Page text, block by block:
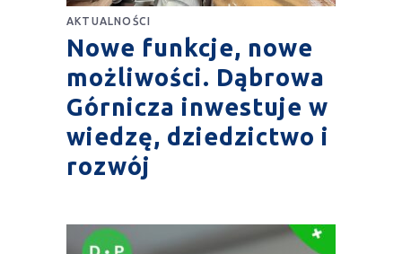
AKTUALNOŚCI
Nowe funkcje, nowe
możliwości. Dąbrowa
Górnicza inwestuje w
wiedzę, dziedzictwo i
rozwój